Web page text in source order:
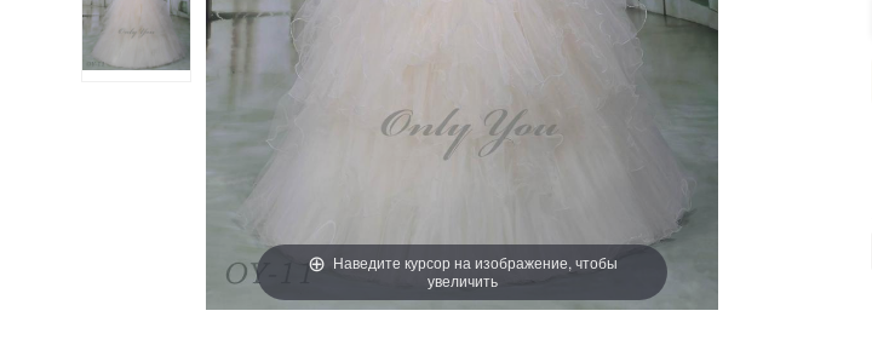
Наведите курсор на изображение, чтобы
увеличить